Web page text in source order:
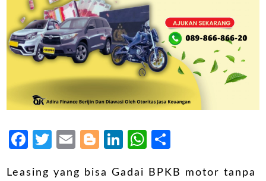
Facebook
Twitter
EmailBlogger
LinkedIn
WhatsApp
Leasing yang bisa Gadai BPKB motor tanpa